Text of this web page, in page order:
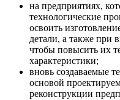
на предприятиях,
технологические
освоить
детали, а также при
чтобы повысить их
характеристики;
вновь создаваемые
основой
реконструкции